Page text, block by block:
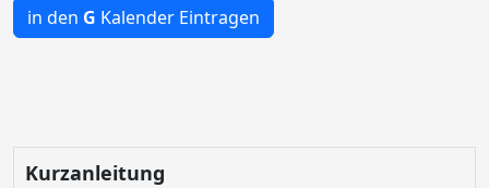
in den G Kalender Eintragen
Kurzanleitung